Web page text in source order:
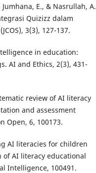
E., & Nasrullah, A.
Quizizz dalam
3(3), 127-137.
in education:
AI and Ethics, 2(3), 431-
review of AI literacy
and assessment
Open, 6, 100173.
AI literacies for children
of AI literacy educational
Intelligence, 100491.